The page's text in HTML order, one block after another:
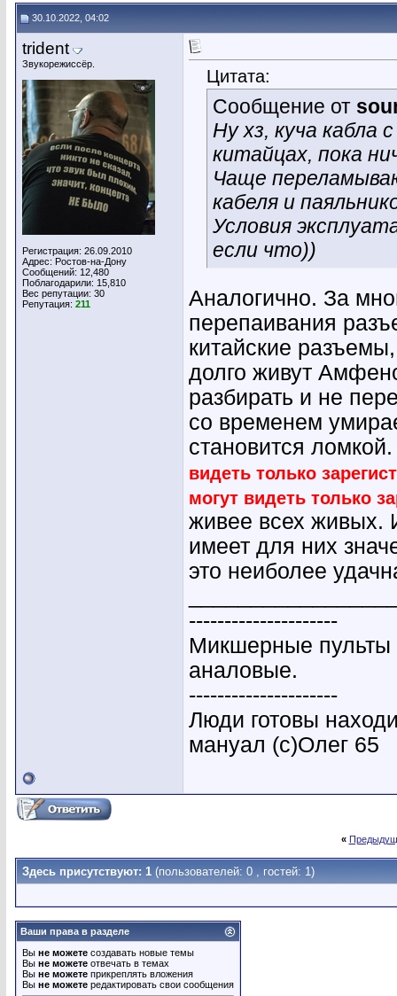
30.10.2022, 04:02
trident
Звукорежиссёр.
Регистрация: 26.09.2010
Адрес: Ростов-на-Дону
Сообщений: 12,480
Поблагодарили: 15,810
Вес репутации: 30
Репутация: 211
Цитата:
Сообщение от
Ну хз, куча кабла
китайцах, пока
Чаще
кабеля и
Условия
если что))
Аналогично. За
перепаивания
китайские
долго живут
разбирать и не
со временем
становится
видеть только
могут видеть только
живее всех живых.
имеет для них
это неиболее
---------------------
Микшерные пульты
аналовые.
---------------------
Люди готовы
мануал (с)Олег 65
«
Здесь присутствуют: 1 (пользователей: 0 , гостей: 1)
Ваши права в разделе
Вы не можете создавать новые темы
Вы не можете отвечать в темах
Вы не можете прикреплять вложения
Вы не можете редактировать свои сообщения